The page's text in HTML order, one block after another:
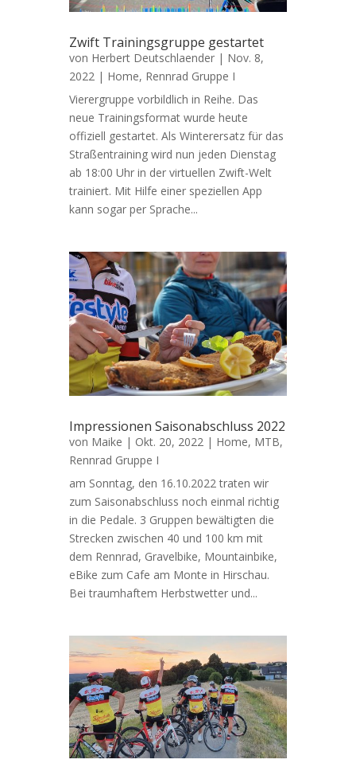
Zwift Trainingsgruppe gestartet
von Herbert Deutschlaender | Nov. 8,
2022 | Home, Rennrad Gruppe I
Vierergruppe vorbildlich in Reihe. Das
neue Trainingsformat wurde heute
offiziell gestartet. Als Winterersatz für das
Straßentraining wird nun jeden Dienstag
ab 18:00 Uhr in der virtuellen Zwift-Welt
trainiert. Mit Hilfe einer speziellen App
kann sogar per Sprache...
Impressionen Saisonabschluss 2022
von Maike | Okt. 20, 2022 | Home, MTB,
Rennrad Gruppe I
am Sonntag, den 16.10.2022 traten wir
zum Saisonabschluss noch einmal richtig
in die Pedale. 3 Gruppen bewältigten die
Strecken zwischen 40 und 100 km mit
dem Rennrad, Gravelbike, Mountainbike,
eBike zum Cafe am Monte in Hirschau.
Bei traumhaftem Herbstwetter und...